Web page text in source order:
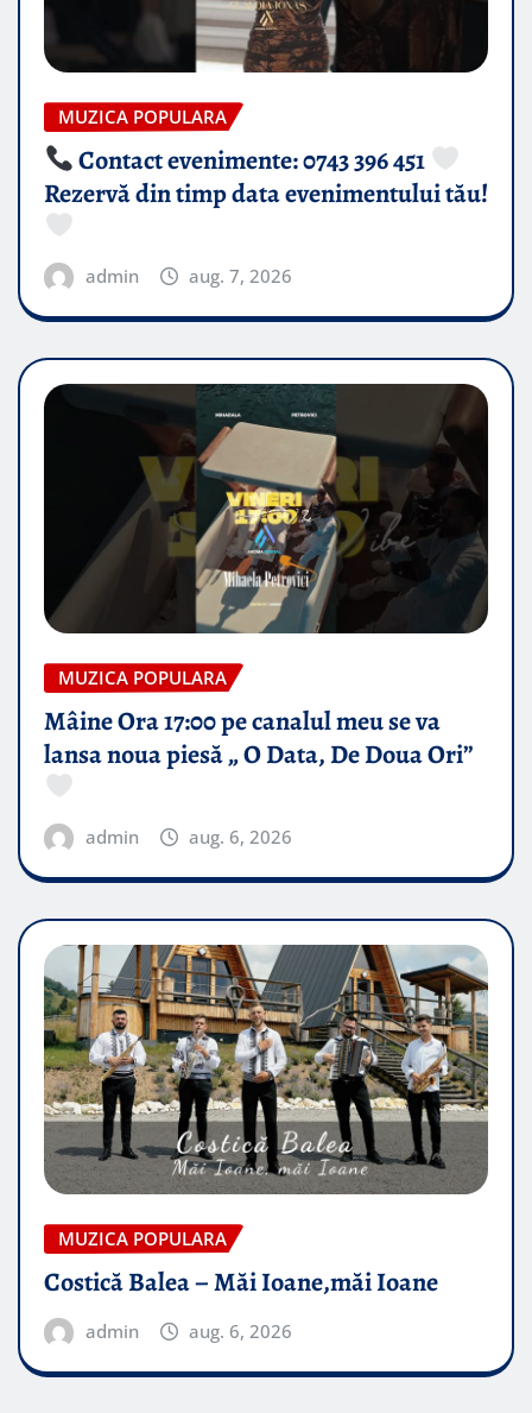
MUZICA POPULARA
Contact evenimente: 0743 396 451
Rezervă din timp data evenimentului tău!
admin aug. 7, 2026
MUZICA POPULARA
Mâine Ora 17:00 pe canalul meu se va
lansa noua piesă „ O Data, De Doua Ori”
admin aug. 6, 2026
MUZICA POPULARA
Costică Balea – Măi Ioane,măi Ioane
admin aug. 6, 2026